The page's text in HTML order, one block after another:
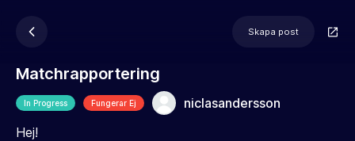
Skapa post
Matchrapportering
In Progress Fungerar Ej
niclasandersson
Hej!